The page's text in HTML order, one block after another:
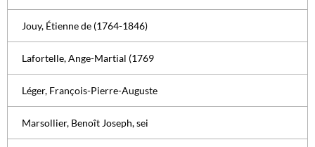
Jouy, Étienne de (1764-1846)
Lafortelle, Ange-Martial (1769
Léger, François-Pierre-Auguste
Marsollier, Benoît Joseph, sei